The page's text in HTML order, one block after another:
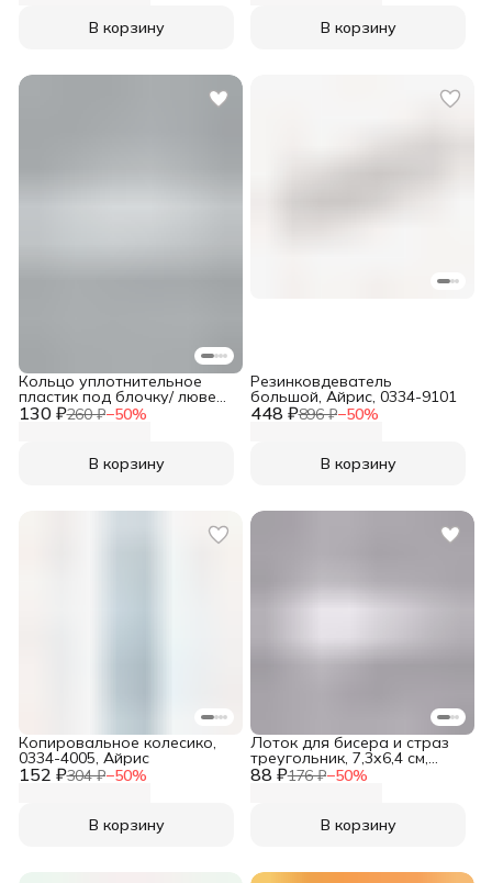
В корзину
В корзину
130 ₽260 ₽−50%
Кольцо уплотнительное
пластик под блочку/ люверс
№4, d-6 мм, h-6,42 мм, 100
В корзину
448 ₽896 ₽−50%
Резинковдеватель
большой, Айрис, 0334-9101
В корзину
152 ₽304 ₽−50%
Копировальное колесико,
0334-4005, Айрис
В корзину
88 ₽176 ₽−50%
Лоток для бисера и страз
треугольник, 7,3х6,4 см,
Astra&Craft
В корзину